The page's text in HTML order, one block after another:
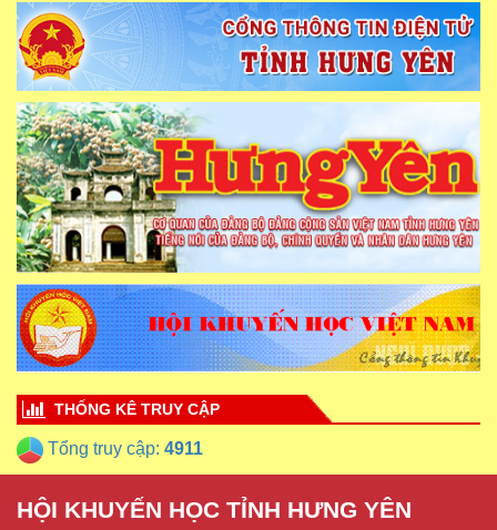
THỐNG KÊ TRUY CẬP
Tổng truy cập: 4911
HỘI KHUYẾN HỌC TỈNH HƯNG YÊN